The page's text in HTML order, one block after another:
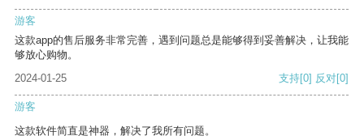
游客
这款app的售后服务非常完善，遇到问题总是能够得到妥善解决，让我能
够放心购物。
2024-01-25
支持[0] 反对[0]
游客
这款软件简直是神器，解决了我所有问题。